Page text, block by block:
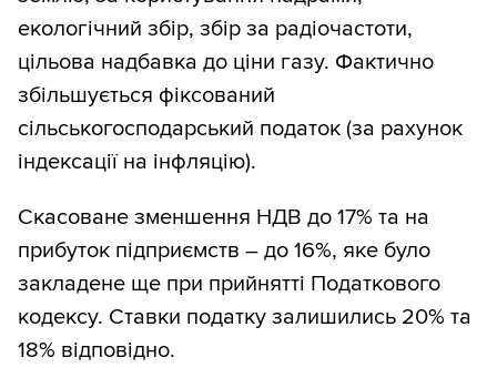
екологічний збір, збір за радіочастоти,
цільова надбавка до ціни газу. Фактично
збільшується фіксований
сільськогосподарський податок (за рахунок
індексації на інфляцію).
Скасоване зменшення НДВ до 17% та на
прибуток підприємств – до 16%, яке було
закладене ще при прийнятті Податкового
кодексу. Ставки податку залишились 20% та
18% відповідно.